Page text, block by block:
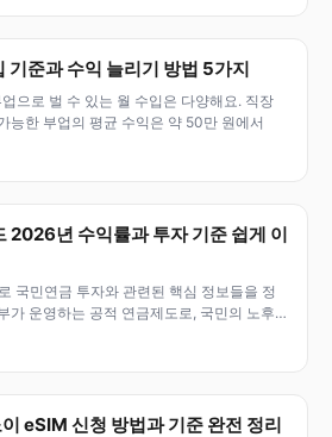
기준과 수익 늘리기 방법 5가지
으로 벌 수 있는 월 수입은 다양해요. 직장
능한 부업의 평균 수익은 약 50만 원에서
2026년 수익률과 투자 기준 쉽게 이
국민연금 투자와 관련된 핵심 정보들을 정
가 운영하는 공적 연금제도로, 국민의 노후
eSIM 신청 방법과 기준 완전 정리